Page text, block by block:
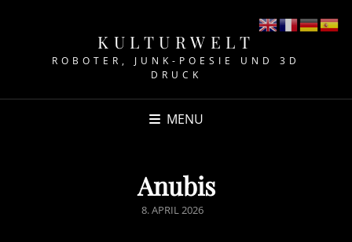
KULTURWELT
ROBOTER, JUNK-POESIE UND 3D
DRUCK
MENU
Anubis
POSTED
8. APRIL 2026